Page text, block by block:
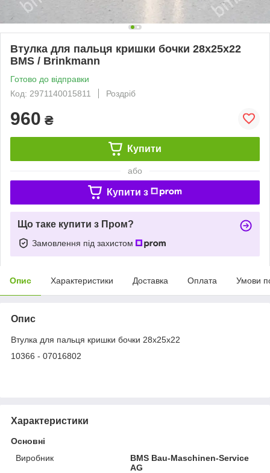
Втулка для пальця кришки бочки 28х25х22
BMS / Brinkmann
Готово до відправки
Код: 2971140015811
Роздріб
960 ₴
Купити
або
Купити з
Що таке купити з Пром?
Замовлення під захистом
Опис Характеристики Доставка Оплата Умови
Опис
Втулка для пальця кришки бочки 28х25х22
10366 - 07016802
Характеристики
Основні
Виробник
BMS Bau-Maschinen-Service
AG